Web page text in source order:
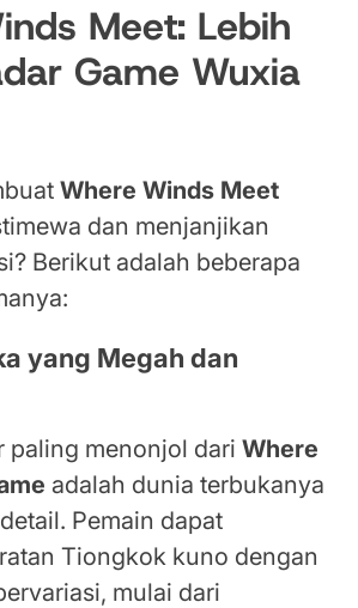
Meet: Lebih
Game Wuxia
Where Winds Meet
dan menjanjikan
Berikut adalah beberapa
yang Megah dan
paling menonjol dari Where
adalah dunia terbukanya
Pemain dapat
Tiongkok kuno dengan
mulai dari